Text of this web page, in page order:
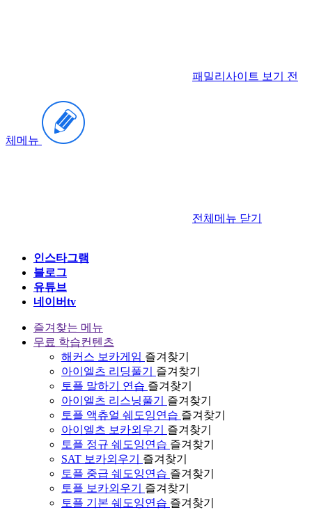
패밀리사이트 보기 전
체메뉴
전체메뉴 닫기
인스타그램
블로그
유튜브
네이버tv
즐겨찾는 메뉴
무료 학습컨텐츠
해커스 보카게임 즐겨찾기
아이엘츠 리딩풀기
즐겨찾기
토플 말하기 연습 즐겨찾기
아이엘츠 리스닝풀기
즐겨찾기
토플 액츄얼 쉐도잉연습 즐겨찾기
아이엘츠 보카외우기
즐겨찾기
토플 정규 쉐도잉연습 즐겨찾기
SAT 보카외우기
즐겨찾기
토플 중급 쉐도잉연습 즐겨찾기
토플 보카외우기
즐겨찾기
토플 기본 쉐도잉연습 즐겨찾기